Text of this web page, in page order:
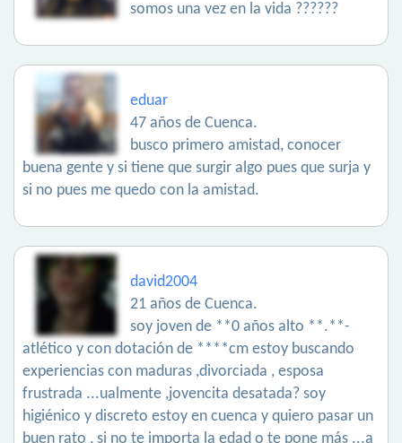
somos una vez en la vida ??????
eduar
47 años de Cuenca.
busco primero amistad, conocer
buena gente y si tiene que surgir algo pues que surja y
si no pues me quedo con la amistad.
david2004
21 años de Cuenca.
soy joven de **0 años alto **.**-
atlético y con dotación de ****cm estoy buscando
experiencias con maduras ,divorciada , esposa
frustrada ...ualmente ,jovencita desatada? soy
higiénico y discreto estoy en cuenca y quiero pasar un
buen rato , si no te importa la edad o te pone más ...a